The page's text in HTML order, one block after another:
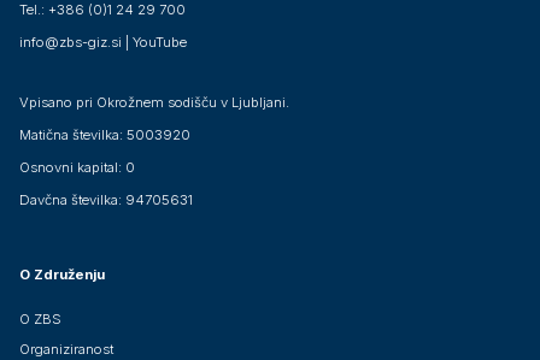
Tel.: +386 (0)1 24 29 700
info@zbs-giz.si
YouTube
Vpisano pri Okrožnem sodišču v Ljubljani.
Matična številka: 5003920
Osnovni kapital: 0
Davčna številka: 94705631
O Združenju
O ZBS
Organiziranost